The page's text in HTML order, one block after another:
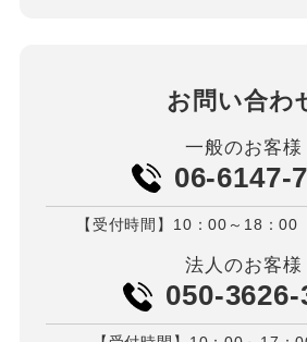
お問い合わ
一般のお客様
06-6147-
【受付時間】10：00～18：00
法人のお客様
050-3626-